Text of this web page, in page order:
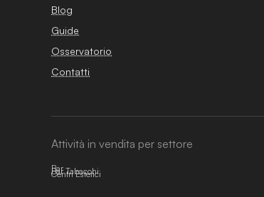
Blog
Guide
Osservatorio
Contatti
Attività in vendita per settore
Bar
Bar Tabacchi
Centri Estetici